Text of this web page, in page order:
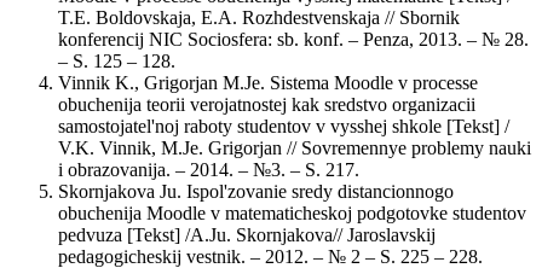
T.E. Boldovskaja, E.A. Rozhdestvenskaja // Sbornik
konferencij NIC Sociosfera: sb. konf. – Penza, 2013. – № 28.
– S. 125 – 128.
Vinnik K., Grigorjan M.Je. Sistema Moodle v processe
obuchenija teorii verojatnostej kak sredstvo organizacii
samostojatel'noj raboty studentov v vysshej shkole [Tekst] /
V.K. Vinnik, M.Je. Grigorjan // Sovremennye problemy nauki
i obrazovanija. – 2014. – №3. – S. 217.
Skornjakova Ju. Ispol'zovanie sredy distancionnogo
obuchenija Moodle v matematicheskoj podgotovke studentov
pedvuza [Tekst] /A.Ju. Skornjakova// Jaroslavskij
pedagogicheskij vestnik. – 2012. – № 2 – S. 225 – 228.